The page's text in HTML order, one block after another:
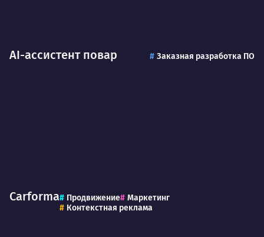
AI-ассистент повар Заказная разработка ПО
Carforma Продвижение
Маркетинг
Контекстная реклама